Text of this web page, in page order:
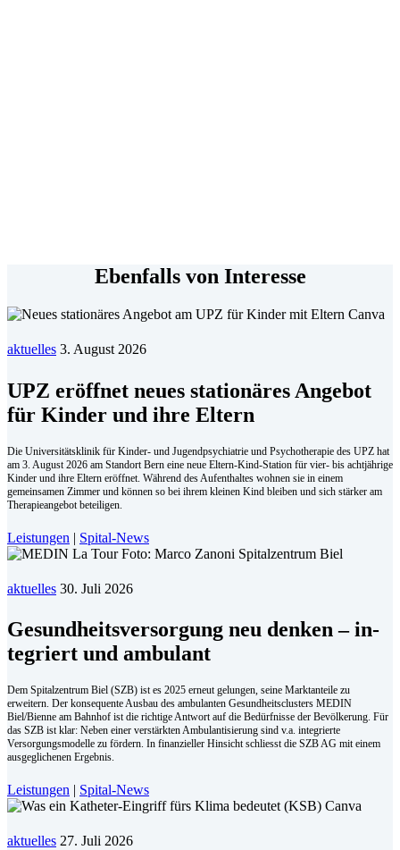
Ebenfalls von Interesse
aktuelles 3. August 2026
UPZ eröffnet neues stationäres Angebot
für Kinder und ihre Eltern
Die Universitätsklinik für Kinder- und Jugendpsychiatrie und Psychotherapie des UPZ hat
am 3. August 2026 am Standort Bern eine neue Eltern-Kind-Station für vier- bis achtjährige
Kinder und ihre Eltern eröffnet. Während des Aufenthaltes wohnen sie in einem
gemeinsamen Zimmer und können so bei ihrem kleinen Kind bleiben und sich stärker am
Therapieangebot beteiligen.
Leistungen | Spital-News
aktuelles 30. Juli 2026
Ge­sund­heits­ver­sor­gung neu den­ken – in­
te­griert und am­bu­lant
Dem Spitalzentrum Biel (SZB) ist es 2025 erneut gelungen, seine Marktanteile zu
erweitern. Der konsequente Ausbau des ambulanten Gesundheitsclusters MEDIN
Biel/Bienne am Bahnhof ist die richtige Antwort auf die Bedürfnisse der Bevölkerung. Für
das SZB ist klar: Neben einer verstärkten Ambulantisierung sind v.a. integrierte
Versorgungsmodelle zu fördern. In finanzieller Hinsicht schliesst die SZB AG mit einem
ausgeglichenen Ergebnis.
Leistungen | Spital-News
aktuelles 27. Juli 2026